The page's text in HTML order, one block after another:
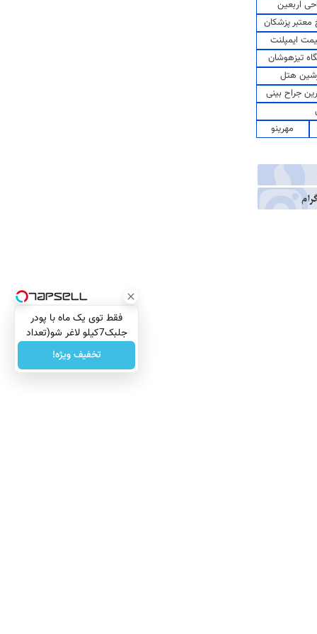
اربعین
پزشکان
ایمپلنت
تیزهوشان
هتل
جراح بینی
مهرینو
فقط توی یک ماه با پودر
جلبک7کیلو لاغر شو(تعداد
محدود)
تخفیف ویژه!